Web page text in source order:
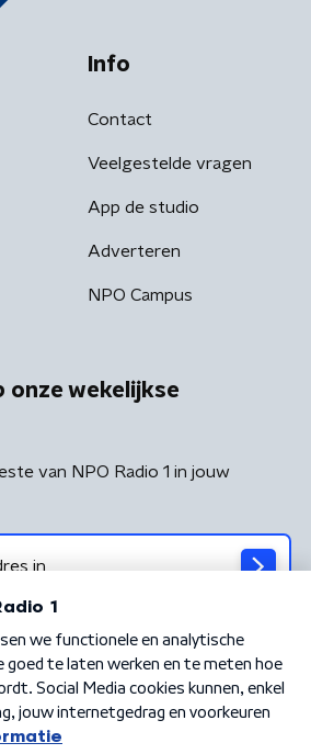
Info
Contact
Veelgestelde vragen
App de studio
Adverteren
NPO Campus
onze wekelijkse
van NPO Radio 1 in jouw